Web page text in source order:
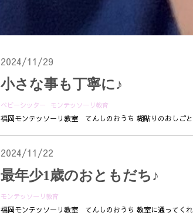
2024/11/29
小さな事も丁寧に♪
ベビーシッター
モンテッソーリ教育
福岡モンテッソーリ教室 てんしのおうち 糊貼りのおしご
2024/11/22
最年少1歳のおともだち♪
モンテッソーリ教育
福岡モンテッソーリ教室 てんしのおうち 教室に通ってく